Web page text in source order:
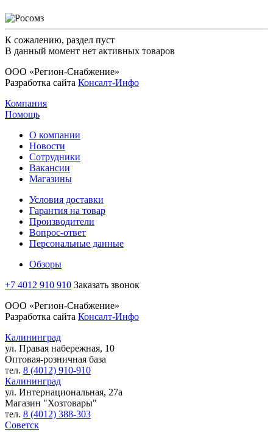
К сожалению, раздел пуст
В данный момент нет активных товаров
ООО «Регион-Снабжение»
Разработка сайта Консалт-Инфо
Компания
Помощь
О компании
Новости
Сотрудники
Вакансии
Магазины
Условия доставки
Гарантия на товар
Производители
Вопрос-ответ
Персональные данные
Обзоры
+7 4012 910 910 Заказать звонок
ООО «Регион-Снабжение»
Разработка сайта Консалт-Инфо
Калининград
ул. Правая набережная, 10
Оптовая-розничная база
тел. 8 (4012) 910-910
Калининград
ул. Интернациональная, 27а
Магазин "Хозтовары"
тел. 8 (4012) 388-303
Советск